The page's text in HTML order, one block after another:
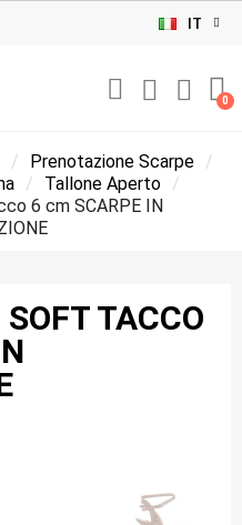
IT
Prenotazione Scarpe
Tallone Aperto
6 cm SCARPE IN
TACCO